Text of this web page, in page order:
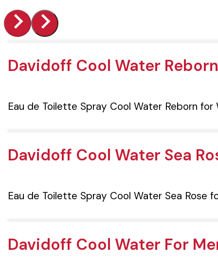
Davidoff Cool Water Reborn
Eau de Toilette Spray Cool Water Reborn for
Davidoff Cool Water Sea
Eau de Toilette Spray Cool Water Sea Rose
Davidoff Cool Water For